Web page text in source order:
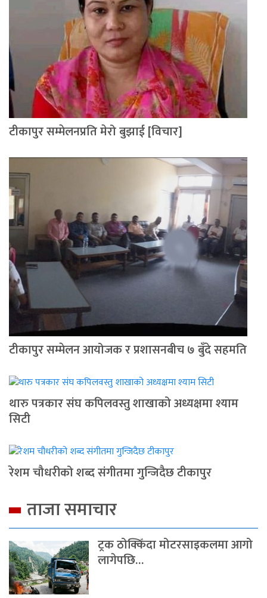
टीकापुर सम्मेलनप्रति मेरो बुझाई [विचार]
टीकापुर सम्मेलन आयोजक र प्रशासनबीच ७ बुँदे सहमति
थारु पत्रकार संघ कपिलवस्तु शाखाको अध्यक्षमा श्याम
सिटी
रेशम चौधरीको शब्द संगीतमा गुन्जिदैछ टीकापुर
ताजा समाचार
ट्रक ठोक्किँदा मोटरसाइकलमा आगो
लागेपछि…